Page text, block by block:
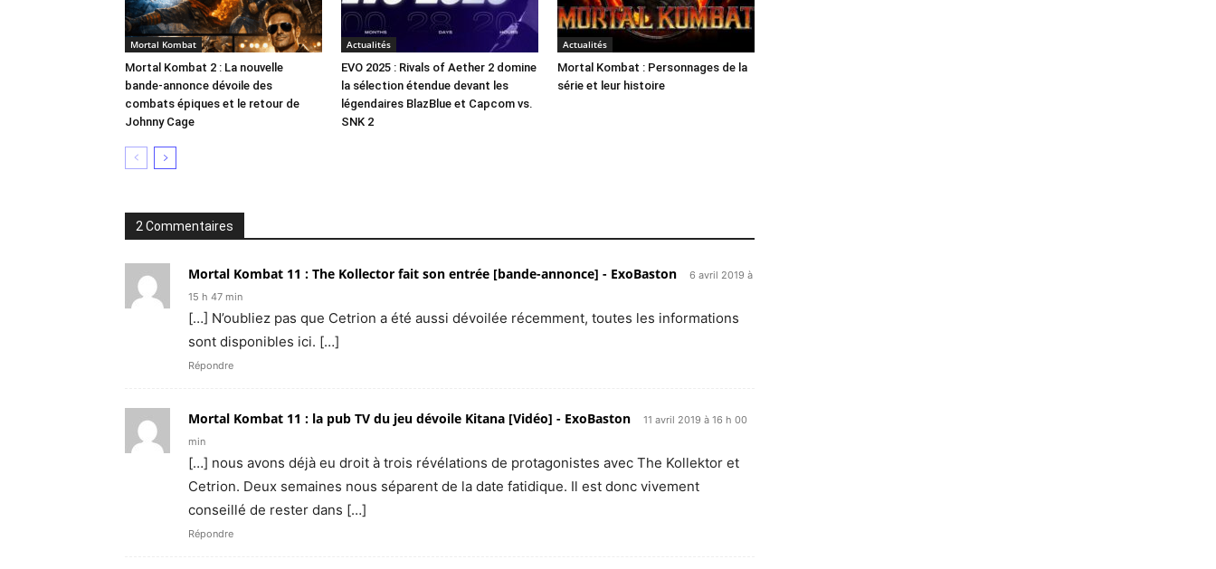
Mortal Kombat
Mortal Kombat 2 : La nouvelle
bande-annonce dévoile des
combats épiques et le retour de
Johnny Cage
Actualités
EVO 2025 : Rivals of Aether 2 domine
la sélection étendue devant les
légendaires BlazBlue et Capcom vs.
SNK 2
Actualités
Mortal Kombat : Personnages de la
série et leur histoire
2 Commentaires
Mortal Kombat 11 : The Kollector fait son entrée [bande-annonce] - ExoBaston
6 avril 2019 à
15 h 47 min
[…] N’oubliez pas que Cetrion a été aussi dévoilée récemment, toutes les informations
sont disponibles ici. […]
Répondre
Mortal Kombat 11 : la pub TV du jeu dévoile Kitana [Vidéo] - ExoBaston
11 avril 2019 à 16 h 00
min
[…] nous avons déjà eu droit à trois révélations de protagonistes avec The Kollektor et
Cetrion. Deux semaines nous séparent de la date fatidique. Il est donc vivement
conseillé de rester dans […]
Répondre